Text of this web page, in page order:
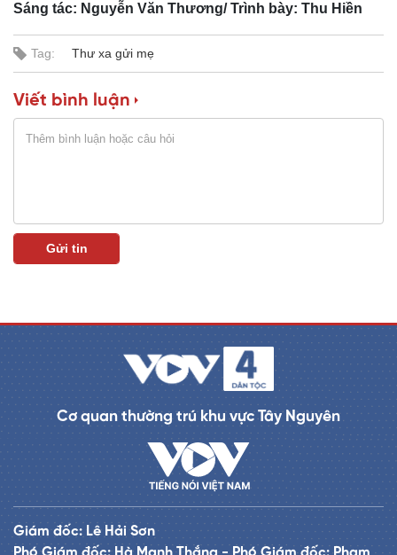
Sáng tác: Nguyễn Văn Thương/ Trình bày: Thu Hiền
Tag: Thư xa gửi mẹ
Viết bình luận
Cơ quan thường trú khu vực Tây Nguyên
Giám đốc: Lê Hải Sơn